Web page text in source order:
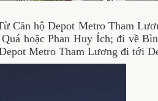
hộ Depot Metro Tham
hoặc Phan Huy Ích; đi về
Metro Tham Lương đi tới